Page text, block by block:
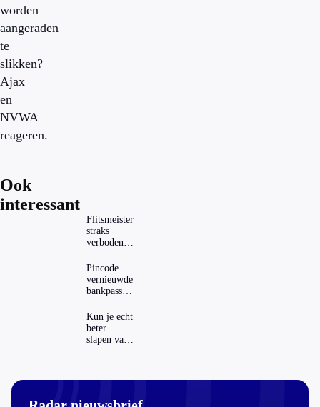
worden
aangeraden
te
slikken?
Ajax
en
NVWA
reageren.
Ook
interessant
Flitsmeister
straks
verboden?
regels in
Nederland
en het
buitenland
Pincode
vernieuwde
bankpassen
ING-app:
is dat wel
veilig?
Kun je echt
beter
slapen van